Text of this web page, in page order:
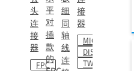
头
连
接
器
FPC
平
对
插
款
的
细
同
轴
线
连
接
器
MICRO-COAXIAL
DISCRETE WIRE
TWINAXIAL